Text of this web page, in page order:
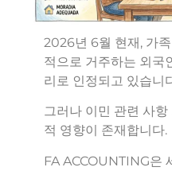
2026년 6월 현재, 가
적으로 거주하는 외국
리로 인정되고 있습니
그러나 이민 관련 사
적 영향이 존재합니다.
FA ACCOUNTING은